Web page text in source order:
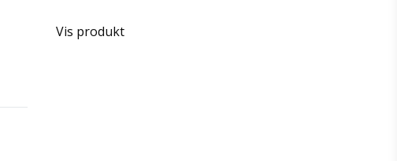
Vis produkt